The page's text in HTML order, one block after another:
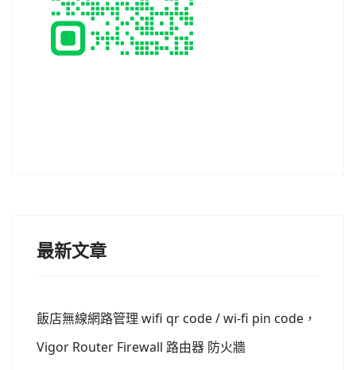
最新文章
飯店無線網路管理 wifi qr code / wi-fi pin code，
Vigor Router Firewall 路由器 防火牆